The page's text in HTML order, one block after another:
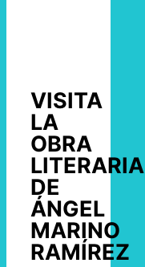
VISITA
LA
OBRA
LITERARIA
DE
ÁNGEL
MARINO
RAMÍREZ